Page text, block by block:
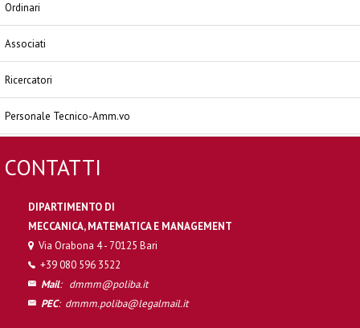
Ordinari
Associati
Ricercatori
Personale Tecnico-Amm.vo
CONTATTI
DIPARTIMENTO DI
MECCANICA, MATEMATICA E MANAGEMENT
Via Orabona 4 - 70125 Bari
+39 080 596 3522
Mail: dmmm@poliba.it
PEC: dmmm.poliba@legalmail.it